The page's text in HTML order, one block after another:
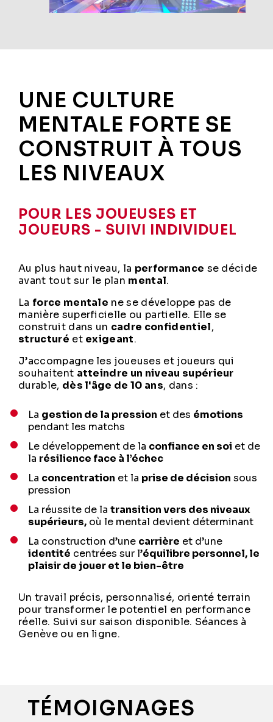
UNE CULTURE
MENTALE FORTE SE
CONSTRUIT À TOUS
LES NIVEAUX
POUR LES JOUEUSES ET
JOUEURS - SUIVI INDIVIDUEL
Au plus haut niveau, la performance se décide
avant tout sur le plan mental.
La force mentale ne se développe pas de
manière superficielle ou partielle. Elle se
construit dans un cadre confidentiel,
structuré et exigeant.
J’accompagne les joueuses et joueurs qui
souhaitent atteindre un niveau supérieur
durable, dès l'âge de 10 ans, dans :
La gestion de la pression et des émotions
pendant les matchs
Le développement de la confiance en soi et de
la résilience face à l’échec
La concentration et la prise de décision sous
pression
La réussite de la transition vers des niveaux
supérieurs, où le mental devient déterminant
La construction d’une carrière et d’une
identité centrées sur l’équilibre personnel, le
plaisir de jouer et le bien-être
Un travail précis, personnalisé, orienté terrain
pour transformer le potentiel en performance
réelle. Suivi sur saison disponible. Séances à
Genève ou en ligne.
TÉMOIGNAGES